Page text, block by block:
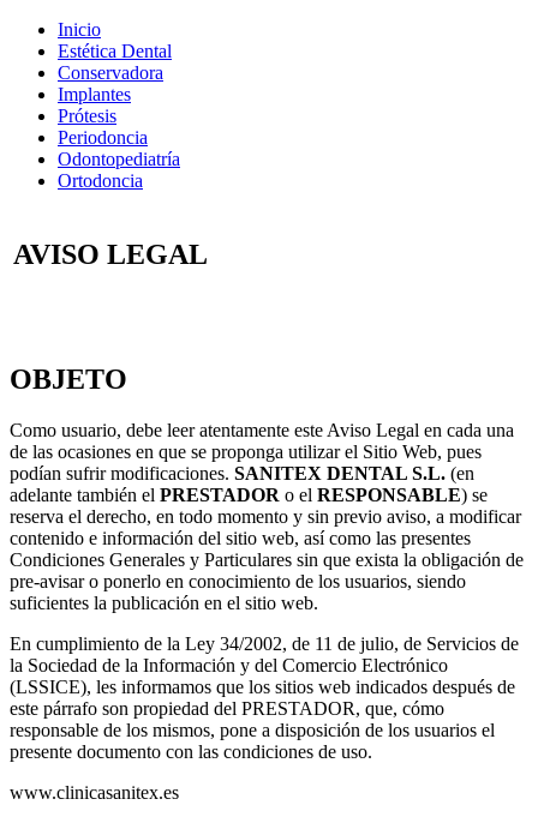
Inicio
Estética Dental
Conservadora
Implantes
Prótesis
Periodoncia
Odontopediatría
Ortodoncia
AVISO LEGAL
OBJETO
Como usuario, debe leer atentamente este Aviso Legal en cada una
de las ocasiones en que se proponga utilizar el Sitio Web, pues
podían sufrir modificaciones. SANITEX DENTAL S.L. (en
adelante también el PRESTADOR o el RESPONSABLE) se
reserva el derecho, en todo momento y sin previo aviso, a modificar
contenido e información del sitio web, así como las presentes
Condiciones Generales y Particulares sin que exista la obligación de
pre-avisar o ponerlo en conocimiento de los usuarios, siendo
suficientes la publicación en el sitio web.
En cumplimiento de la Ley 34/2002, de 11 de julio, de Servicios de
la Sociedad de la Información y del Comercio Electrónico
(LSSICE), les informamos que los sitios web indicados después de
este párrafo son propiedad del PRESTADOR, que, cómo
responsable de los mismos, pone a disposición de los usuarios el
presente documento con las condiciones de uso.
www.clinicasanitex.es